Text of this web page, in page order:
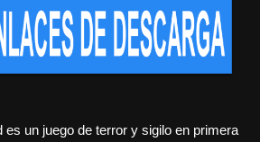
es un juego de terror y sigilo en primera